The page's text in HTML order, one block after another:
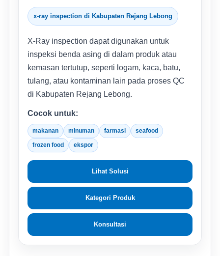
x-ray inspection di Kabupaten Rejang Lebong
X-Ray inspection dapat digunakan untuk
inspeksi benda asing di dalam produk atau
kemasan tertutup, seperti logam, kaca, batu,
tulang, atau kontaminan lain pada proses QC
di Kabupaten Rejang Lebong.
Cocok untuk:
makanan minuman farmasi seafood
frozen food ekspor
Lihat Solusi
Kategori Produk
Konsultasi